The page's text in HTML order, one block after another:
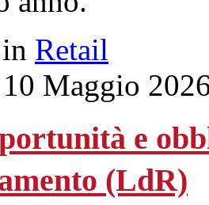
Retail
Maggio
e
(LdR)